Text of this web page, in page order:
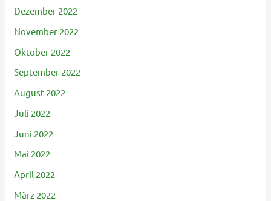
Dezember 2022
November 2022
Oktober 2022
September 2022
August 2022
Juli 2022
Juni 2022
Mai 2022
April 2022
März 2022